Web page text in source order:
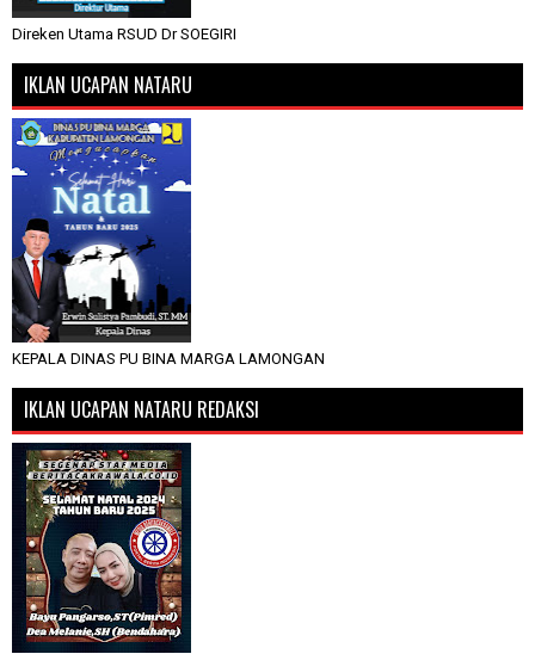
Direken Utama RSUD Dr SOEGIRI
IKLAN UCAPAN NATARU
KEPALA DINAS PU BINA MARGA LAMONGAN
IKLAN UCAPAN NATARU REDAKSI